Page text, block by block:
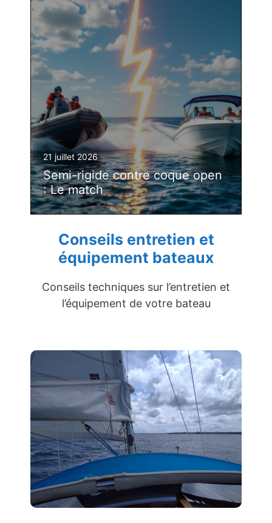
21 juillet 2026
Semi-rigide contre coque open
: Le match
Conseils entretien et
équipement bateaux
Conseils techniques sur l’entretien et
l’équipement de votre bateau